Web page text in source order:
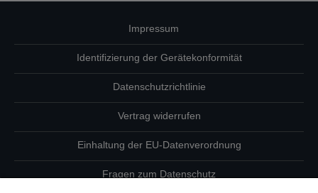
Impressum
Identifizierung der Gerätekonformität
Datenschutzrichtlinie
Vertrag widerrufen
Einhaltung der EU-Datenverordnung
Fragen zum Datenschutz